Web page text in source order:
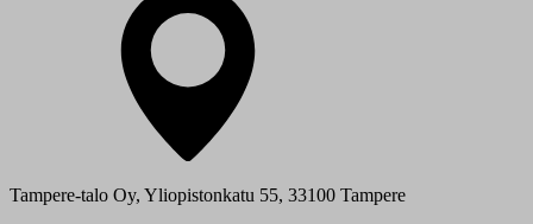
Tampere-talo Oy, Yliopistonkatu 55, 33100 Tampere